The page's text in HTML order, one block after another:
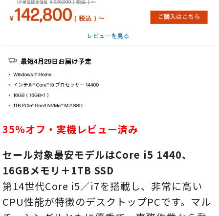
35％オフ・実機レビュー済み
セール対象最安モデルはCore i5 1440、
16GBメモリ＋1TB SSD
第14世代Core i5／i7を搭載し、非常に高い
CPU性能が特徴のデスクトップPCです。マル